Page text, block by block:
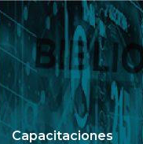
Capacitaciones